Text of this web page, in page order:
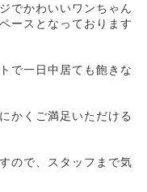
でかわいいワンちゃん
ースとなっております
で一日中居ても飽きな
かくご満足いただける
ので、スタッフまで気